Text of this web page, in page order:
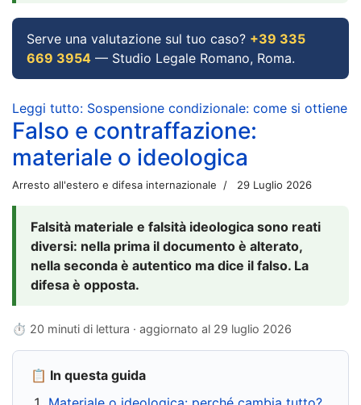
Serve una valutazione sul tuo caso? +39 335
669 3954 — Studio Legale Romano, Roma.
Leggi tutto: Sospensione condizionale: come si ottiene
Falso e contraffazione:
materiale o ideologica
Arresto all'estero e difesa internazionale 29 Luglio 2026
Falsità materiale e falsità ideologica sono reati
diversi: nella prima il documento è alterato,
nella seconda è autentico ma dice il falso. La
difesa è opposta.
⏱ 20 minuti di lettura · aggiornato al 29 luglio 2026
📋 In questa guida